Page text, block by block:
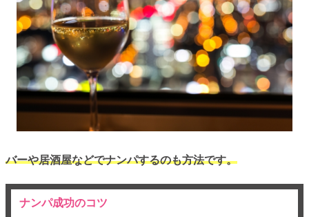
バーや居酒屋などでナンパするのも方法です。
ナンパ成功のコツ